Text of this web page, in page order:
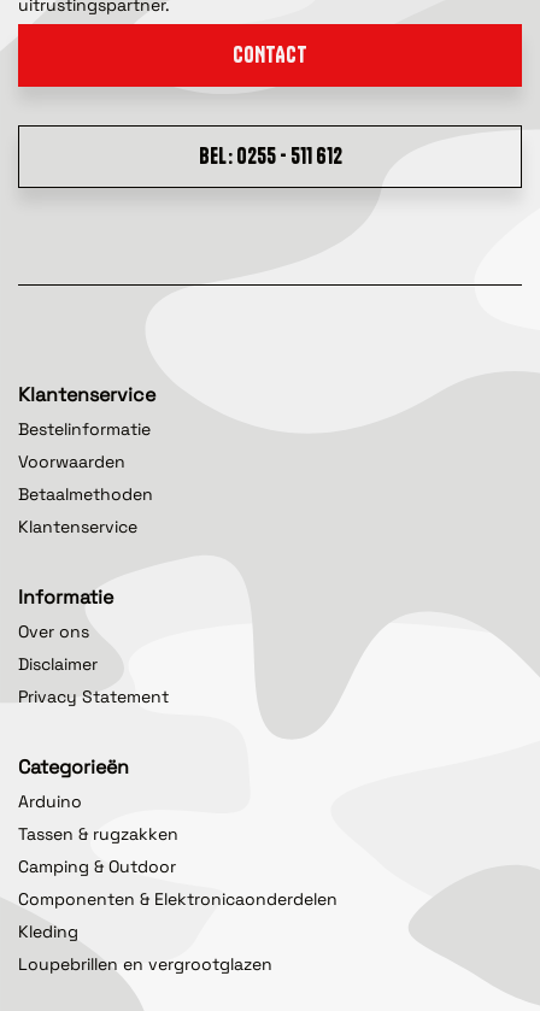
uitrustingspartner.
CONTACT
BEL: 0255 - 511 612
Klantenservice
Bestelinformatie
Voorwaarden
Betaalmethoden
Klantenservice
Informatie
Over ons
Disclaimer
Privacy Statement
Categorieën
Arduino
Tassen & rugzakken
Camping & Outdoor
Componenten & Elektronicaonderdelen
Kleding
Loupebrillen en vergrootglazen